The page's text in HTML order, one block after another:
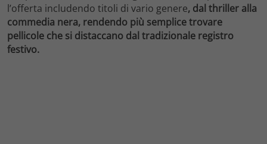
l’offerta includendo titoli di vario genere, dal thriller alla
commedia nera, rendendo più semplice trovare
pellicole che si distaccano dal tradizionale registro
festivo.